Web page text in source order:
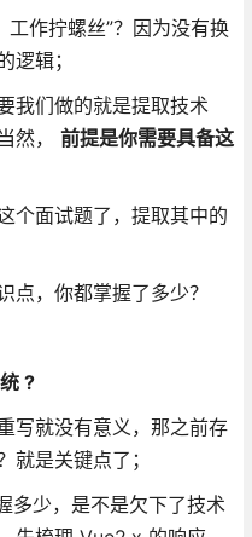
工作拧螺丝”？因为没有换
逻辑；
我们做的就是提取技术
然， 前提是你需要具备这
个面试题了，提取其中的
点，你都掌握了多少？
?
写就没有意义，那之前存
就是关键点了；
多少，是不是欠下了技术